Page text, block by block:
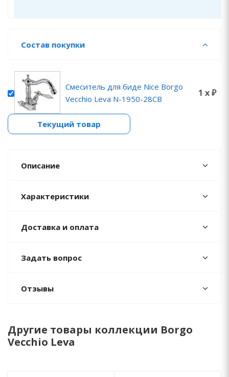
Состав покупки
Смеситель для биде Nice Borgo
Vecchio Leva N-1950-28CB
1 x ₽
Текущий товар
Описание
Характеристики
Доставка и оплата
Задать вопрос
Отзывы
Другие товары коллекции Borgo
Vecchio Leva